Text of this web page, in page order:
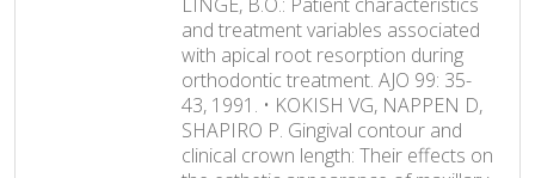
and treatment variables associated
with apical root resorption during
orthodontic treatment. AJO 99: 35-
43, 1991. • KOKISH VG, NAPPEN D,
SHAPIRO P. Gingival contour and
clinical crown length: Their effects on